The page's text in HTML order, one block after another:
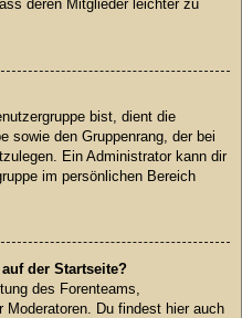
deren Mitglieder leichter zu
bist, dient die
sowie den Gruppenrang, der bei
Ein Administrator kann dir
im persönlichen Bereich
der Startseite?
des Forenteams,
Du findest hier auch